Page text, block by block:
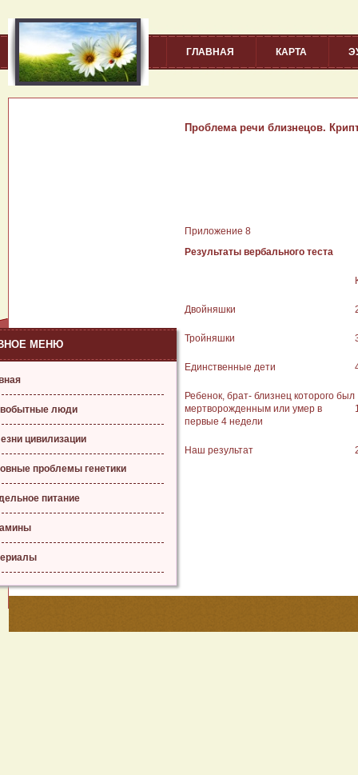
ГЛАВНАЯ КАРТА
МЕНЮ
люди
цивилизации
проблемы генетики
питание
Проблема речи близнецов.
Приложение 8
Результаты вербального теста
Двойняшки
Тройняшки
Единственные дети
Ребенок, брат- близнец которого был
мертворожденным или умер в
первые 4 недели
Наш результат